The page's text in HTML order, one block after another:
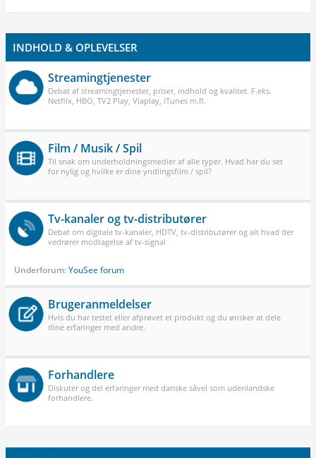
INDHOLD & OPLEVELSER
Streamingtjenester
Debat af streamingtjenester, priser, indhold og kvalitet. F.eks.
Netflix, HBO, TV2 Play, Viaplay, iTunes m.fl.
Film / Musik / Spil
Til snak om underholdningsmedier af alle typer. Hvad har du set
for nylig og hvilke er dine yndlingsfilm / spil?
Tv-kanaler og tv-distributører
Debat om digitale tv-kanaler, HDTV, tv-distributører og alt hvad der
vedrører modtagelse af tv-signal
Underforum:YouSee forum
Brugeranmeldelser
Hvis du har testet eller afprøvet et produkt og du ønsker at dele
dine erfaringer med andre.
Forhandlere
Diskuter og del erfaringer med danske såvel som udenlandske
forhandlere.